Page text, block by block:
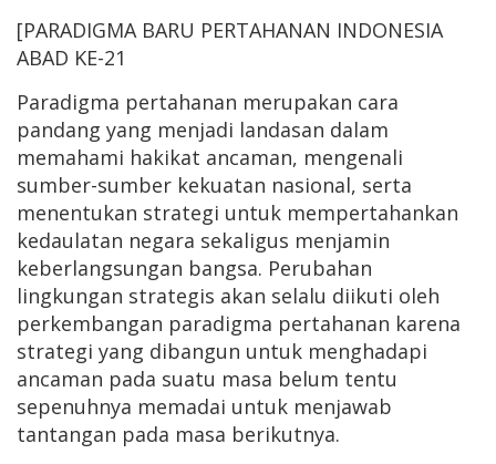
[PARADIGMA BARU PERTAHANAN INDONESIA
ABAD KE-21
Paradigma pertahanan merupakan cara
pandang yang menjadi landasan dalam
memahami hakikat ancaman, mengenali
sumber-sumber kekuatan nasional, serta
menentukan strategi untuk mempertahankan
kedaulatan negara sekaligus menjamin
keberlangsungan bangsa. Perubahan
lingkungan strategis akan selalu diikuti oleh
perkembangan paradigma pertahanan karena
strategi yang dibangun untuk menghadapi
ancaman pada suatu masa belum tentu
sepenuhnya memadai untuk menjawab
tantangan pada masa berikutnya.